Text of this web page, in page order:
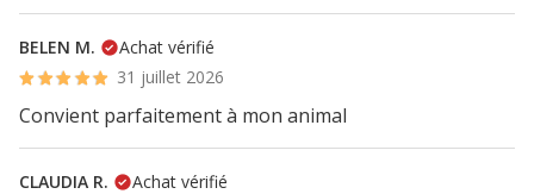
BELEN M.
Achat vérifié
31 juillet 2026
Convient parfaitement à mon animal
CLAUDIA R.
Achat vérifié